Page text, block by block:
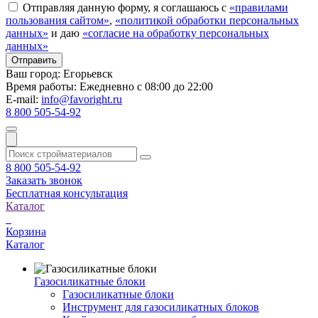
Отправляя данную форму, я соглашаюсь с «правилами
пользования сайтом», «политикой обработки персональных
данных» и даю «согласие на обработку персональных
данных»
Ваш город: Егорьевск
Время работы: Ежедневно с 08:00 до 22:00
E-mail: info@favoright.ru
8 800 505-54-92
8 800 505-54-92
Заказать звонок
Бесплатная консультация
Каталог
Корзина
Каталог
Газосиликатные блоки
Газосиликатные блоки
Инструмент для газосиликатных блоков